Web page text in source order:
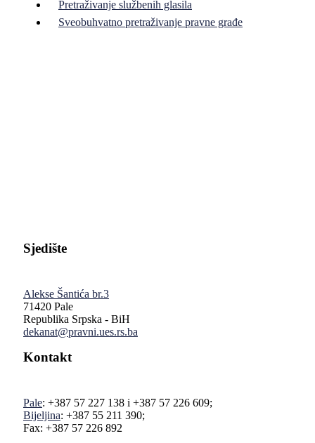
Pretraživanje službenih glasila
Sveobuhvatno pretraživanje pravne građe
Sjedište
Alekse Šantića br.3
71420 Pale
Republika Srpska - BiH
dekanat@pravni.ues.rs.ba
Kontakt
Pale: +387 57 227 138 i +387 57 226 609;
Bijeljina: +387 55 211 390;
Fax: +387 57 226 892